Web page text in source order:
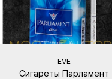
EVE
Сигареты Парламент